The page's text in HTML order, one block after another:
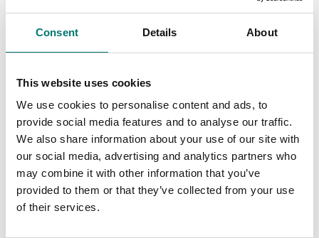
Consent Details About
This website uses cookies
We use cookies to personalise content and ads, to
provide social media features and to analyse our traffic.
We also share information about your use of our site with
our social media, advertising and analytics partners who
may combine it with other information that you’ve
provided to them or that they’ve collected from your use
of their services.
Golvvågar
Fäste för
väggmontering, CS och
Artikelnr: TD52P-WMK
605 kr
Golvvågar
Golvram för VFP,
Lackat stål
Finns i flera varianter
Pris från: 16 270 kr